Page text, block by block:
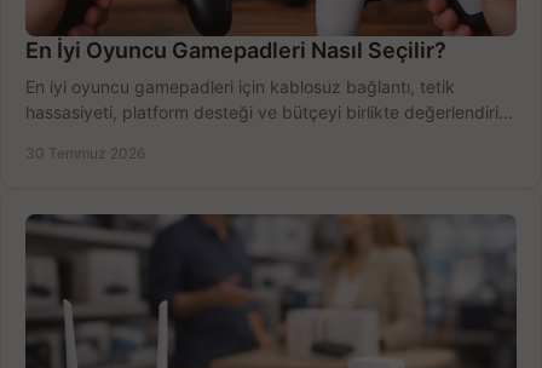
En İyi Oyuncu Gamepadleri Nasıl Seçilir?
En iyi oyuncu gamepadleri için kablosuz bağlantı, tetik
hassasiyeti, platform desteği ve bütçeyi birlikte değerlendirin;
30 Temmuz 2026